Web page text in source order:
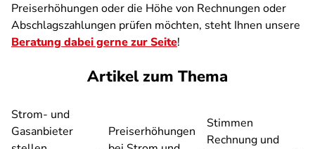
Preiserhöhungen oder die Höhe von Rechnungen oder
Abschlagszahlungen prüfen möchten, steht Ihnen unsere
Beratung dabei gerne zur Seite!
Artikel zum Thema
Strom- und
Gasanbieter
Preiserhöhungen
Stimmen
Rechnung und